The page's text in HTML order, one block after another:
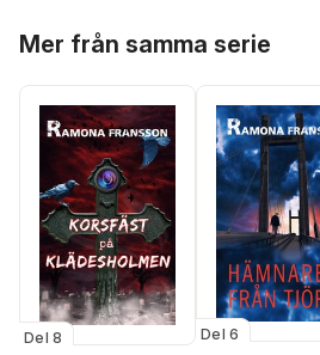
Mer från samma serie
Del 8 Del 6